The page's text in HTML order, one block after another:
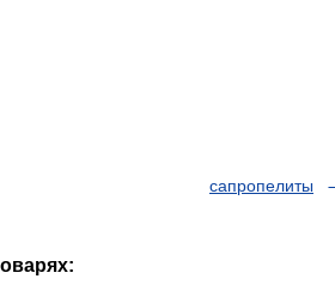
сапропелиты